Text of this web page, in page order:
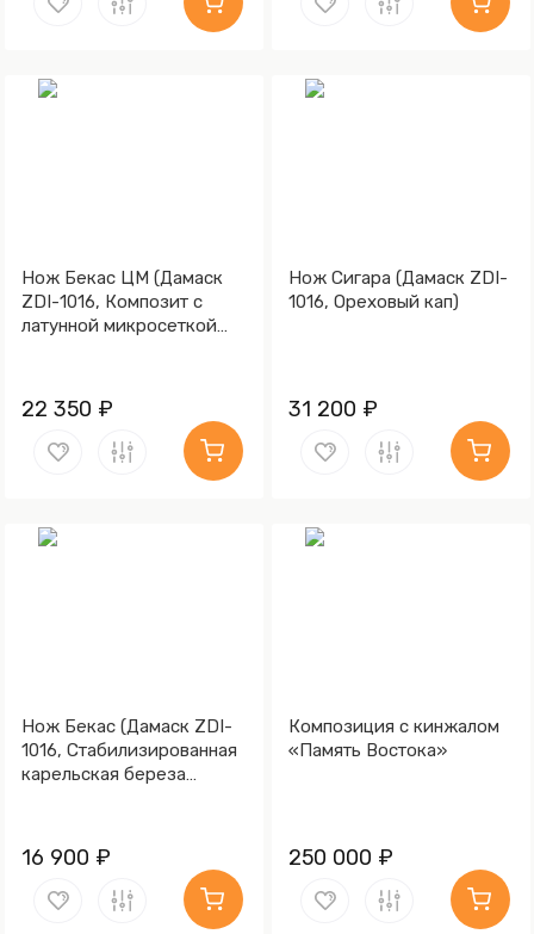
Нож Бекас ЦМ (Дамаск
ZDI-1016, Композит с
латунной микросеткой
22 350 ₽
Нож Сигара (Дамаск ZDI-
1016, Ореховый кап)
31 200 ₽
Нож Бекас (Дамаск ZDI-
1016, Cтабилизированная
карельская береза
16 900 ₽
Композиция с кинжалом
«Память Востока»
250 000 ₽